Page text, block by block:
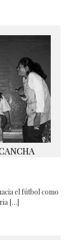
el fútbol como
[…]